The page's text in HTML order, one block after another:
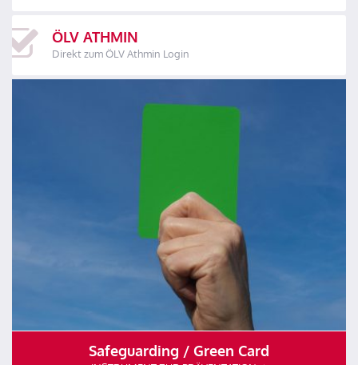
ÖLV ATHMIN
Direkt zum ÖLV Athmin Login
Safeguarding / Green Card